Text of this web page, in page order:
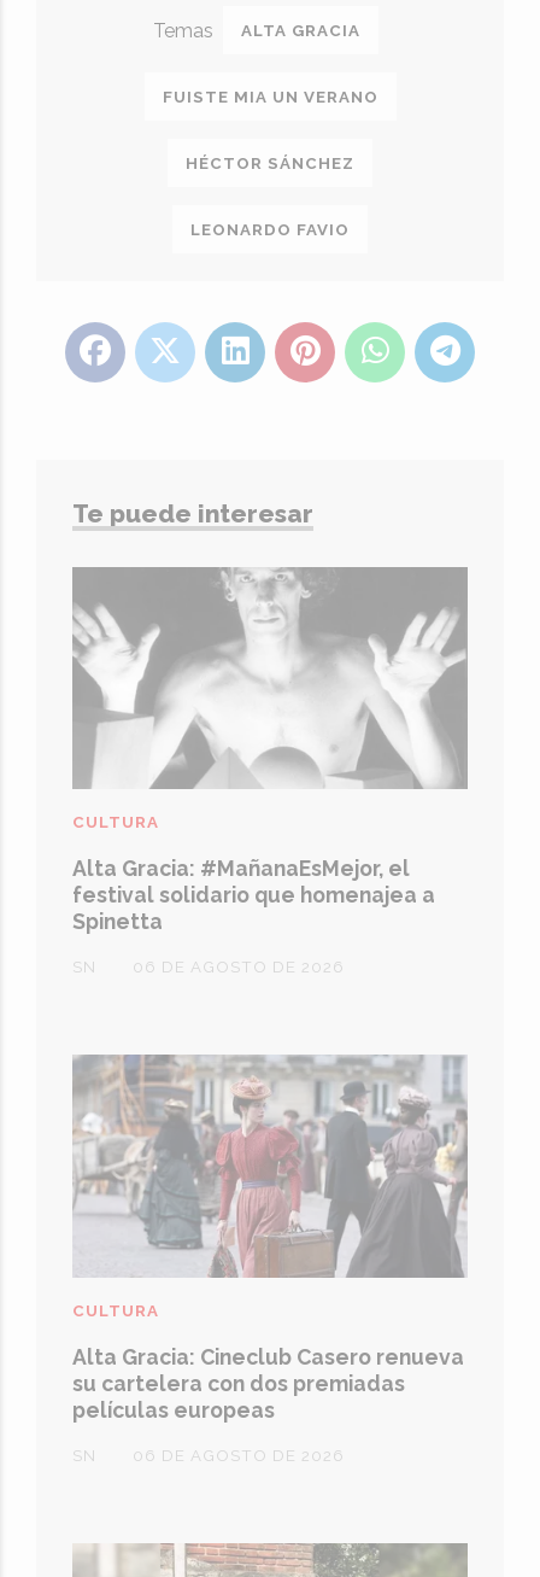
ALTA GRACIA
FUISTE MIA UN VERANO
HÉCTOR SÁNCHEZ
LEONARDO FAVIO
Te puede interesar
Alta Gracia: #MañanaEsMejor, el
festival solidario que homenajea a
Spinetta
SN
CULTURA
06 DE AGOSTO DE 2026
Alta Gracia: Cineclub Casero renueva
su cartelera con dos premiadas
películas europeas
SN
CULTURA
06 DE AGOSTO DE 2026